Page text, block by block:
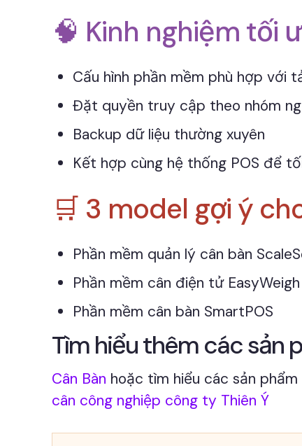
🧠 Kinh nghiệm tối
Cấu hình phần mềm phù hợp với
Đặt quyền truy cập theo nhóm
Backup dữ liệu thường xuyên
Kết hợp cùng hệ thống POS để
🛒 3 model gợi ý
Phần mềm quản lý cân bàn
Phần mềm cân điện tử EasyWeigh
Phần mềm cân bàn SmartPOS
Tìm hiểu thêm các sản
Cân Bàn hoặc tìm hiểu các sản
cân công nghiệp công ty Thiên Ý